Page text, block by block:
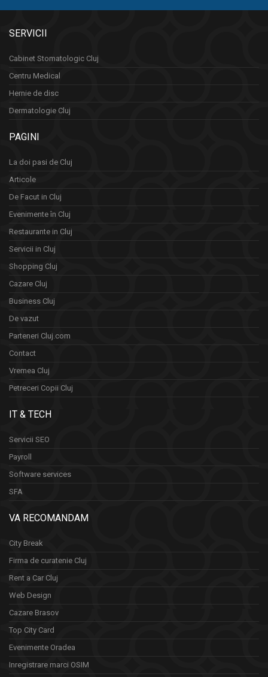
SERVICII
Cabinet Stomatologic Cluj
Centru Medical
Hernie de disc
Dermatologie Cluj
PAGINI
La doi pasi de Cluj
Articole
De Facut in Cluj
Evenimente în Cluj
Restaurante in Cluj
Servicii in Cluj
Shopping Cluj
Cazare Cluj
Business Cluj
De vazut
Parteneri Cluj.com
Contact
Vremea Cluj
Petreceri Copii Cluj
IT & TECH
Servicii SEO
Payroll
Software services
SFA
VA RECOMANDAM
City Break
Firma de curatenie Cluj
Rent a Car Cluj
Web Design
Cazare Brasov
Top City Card
Evenimente Oradea
Inregistrare marci OSIM